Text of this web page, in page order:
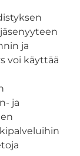
ja
voi käyttää
ja